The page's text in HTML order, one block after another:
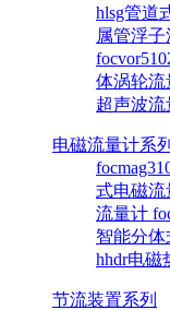
hlsg管道
属管浮
体涡轮流
超声波流
电磁流量计系列
式电磁流
流量计
智能分
hhdr电磁
节流装置系列